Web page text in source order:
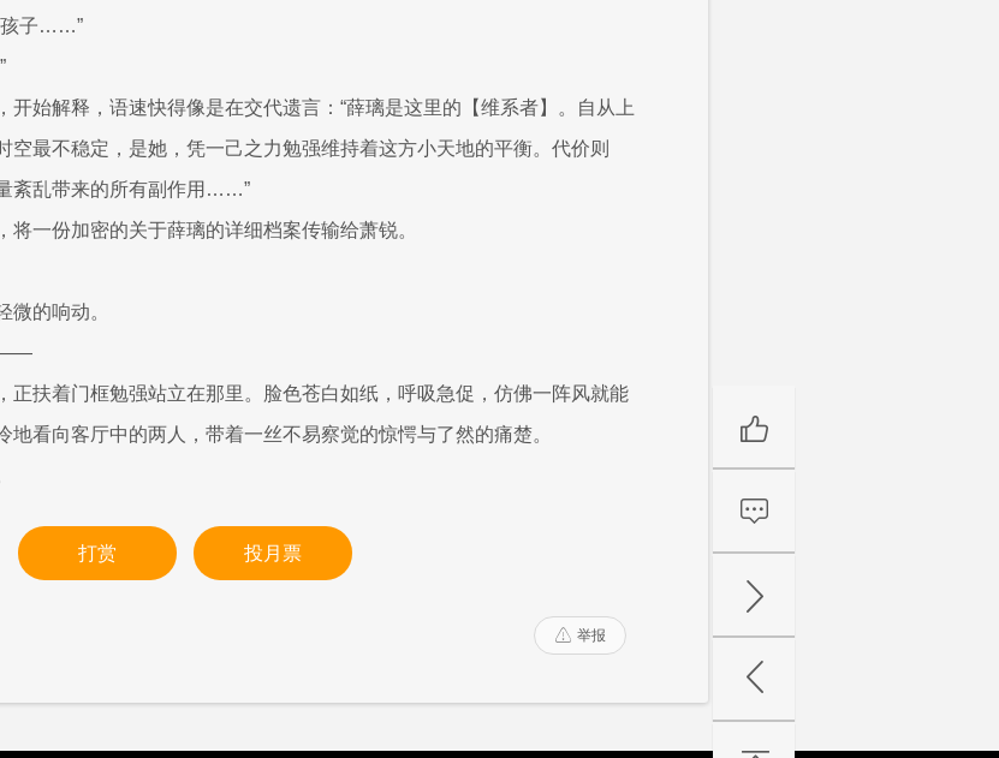
孩子……”
开始解释，语速快得像是在交代遗言：“薛璃是这里的【维系者】。自从上
空最不稳定，是她，凭一己之力勉强维持着这方小天地的平衡。代价则
紊乱带来的所有副作用……”
将一份加密的关于薛璃的详细档案传输给萧锐。
微的响动。
——
正扶着门框勉强站立在那里。脸色苍白如纸，呼吸急促，仿佛一阵风就能
地看向客厅中的两人，带着一丝不易察觉的惊愕与了然的痛楚。
打赏 投月票
 举报